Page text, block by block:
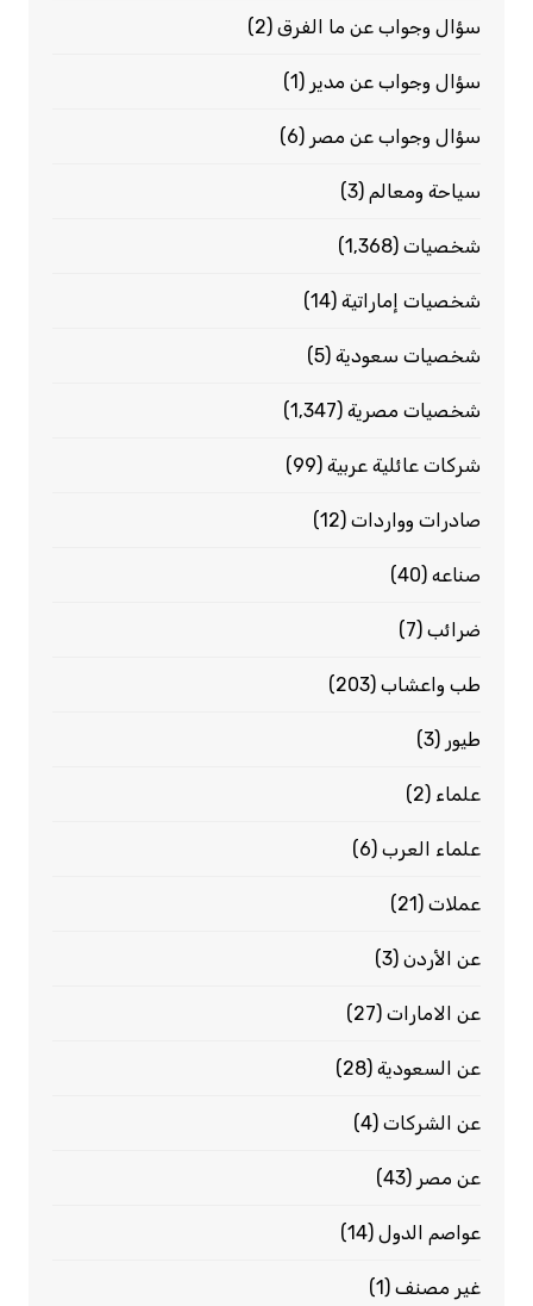
سؤال وجواب عن ما الفرق(2)
سؤال وجواب عن مدير (1)
سؤال وجواب عن مصر (6)
سياحة ومعالم (3)
شخصيات(1٬368)
شخصيات إماراتية(14)
شخصيات سعودية(5)
شخصيات مصرية(1٬347)
شركات عائلية عربية(99)
صادرات وواردات(12)
صناعه(40)
ضرائب(7)
طب واعشاب(203)
طيور (3)
علماء (2)
علماء العرب(6)
عملات(21)
عن الأردن(3)
عن الامارات(27)
عن السعودية(28)
عن الشركات(4)
عن مصر (43)
عواصم الدول(14)
غير مصنف(1)